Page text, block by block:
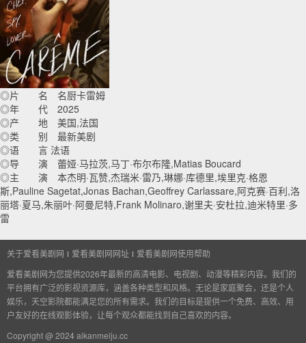
◎片 名 名厨卡雷姆
◎年 代 2025
◎产 地 美国,法国
◎类 别 最新美剧
◎语 言 法语
◎导 演 蕾娅·马拉茨,马丁·布尔布隆,Matias Boucard
◎主 演 本杰明·瓦赞,杰瑞米·雷乃,琳娜·库德里,埃里克·格恩
斯,Pauline Sagetat,Jonas Bachan,Geoffrey Carlassare,阿克赛·百利,洛
丽塔·夏马,朱丽叶·阿曼尼特,Frank Molinaro,谢里夫·安杜拉,迪米特里·多
雷
关于爱看美剧网 爱看美剧网网址
爱看美剧网使用帮助
爱看美剧网为您提供2026年最新的高清电影、电视剧、动漫等精彩内容。我们的
平台拥有广泛的影视资源库，涵盖各种类型和风格。无论是家庭聚会，还是个人
娱乐，天空影院都能满足您的所有需求。我们的目标是提供一个免费、高效、用
户友好的在线观影体验，让每个观众都能找到自己喜欢的内容。
Copyright @ 2024 aikanmeiju.cc